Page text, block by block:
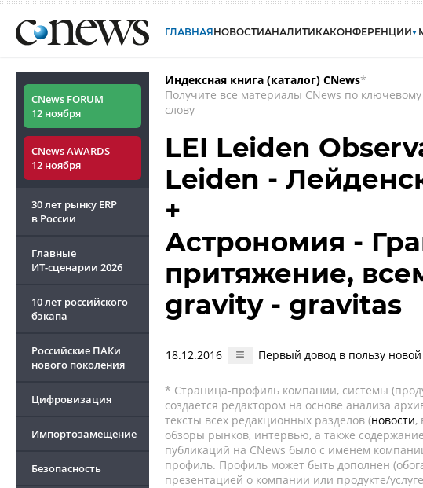
ГЛАВНАЯНОВОСТИАНАЛИТИКАКОНФЕРЕНЦИИ
CNews FORUM
12 ноября
CNews AWARDS
12 ноября
30 лет рынку ERP
в России
Главные
ИТ-сценарии 2026
10 лет российского
бэкапа
Российские ПАКи
нового поколения
Цифровизация
Импортозамещение
Безопасность
Индексная книга (каталог) CNews*
Получите все материалы CNews по ключевому
слову
LEI Leiden
Leiden -
+
Астрономия -
притяжение,
gravity - gravitas
18.12.2016 Первый довод в пользу
* Страница-профиль компании, системы
создается редактором на основе анализа
тексты всех редакционных разделов (новости,
обзоры рынков, интервью, а также
публикаций на CNews было с именем
профиль. Профиль может быть дополнен
презентацией о компании или продукте/